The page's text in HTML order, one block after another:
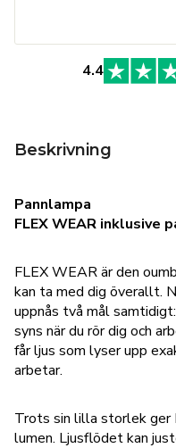
4.4
Beskrivning
Pannlampa
FLEX WEAR inklusive
FLEX WEAR är den
kan ta med dig överallt.
uppnås två mål
syns när du rör dig och
får ljus som lyser upp
arbetar.
Trots sin lilla storlek ger
lumen. Ljusflödet kan